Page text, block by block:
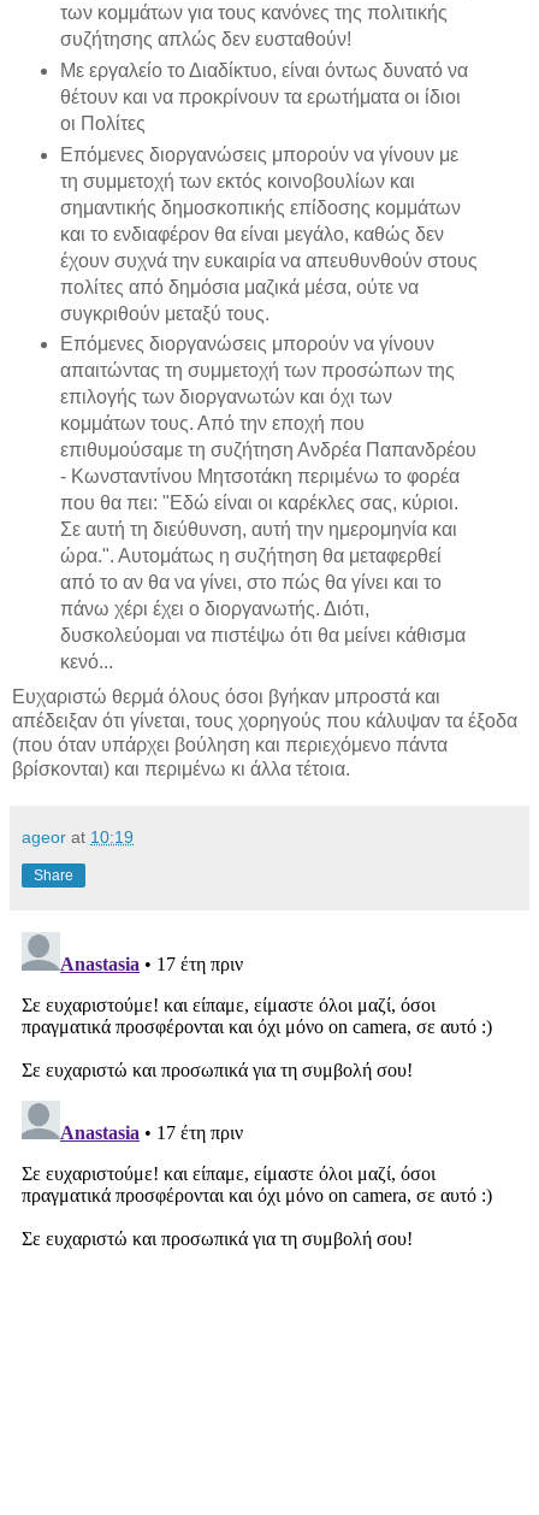
των κομμάτων για τους κανόνες της πολιτικής
συζήτησης απλώς δεν ευσταθούν!
Με εργαλείο το Διαδίκτυο, είναι όντως δυνατό να
θέτουν και να προκρίνουν τα ερωτήματα οι ίδιοι
οι Πολίτες
Επόμενες διοργανώσεις μπορούν να γίνουν με
τη συμμετοχή των εκτός κοινοβουλίων και
σημαντικής δημοσκοπικής επίδοσης κομμάτων
και το ενδιαφέρον θα είναι μεγάλο, καθώς δεν
έχουν συχνά την ευκαιρία να απευθυνθούν στους
πολίτες από δημόσια μαζικά μέσα, ούτε να
συγκριθούν μεταξύ τους.
Επόμενες διοργανώσεις μπορούν να γίνουν
απαιτώντας τη συμμετοχή των προσώπων της
επιλογής των διοργανωτών και όχι των
κομμάτων τους. Από την εποχή που
επιθυμούσαμε τη συζήτηση Ανδρέα Παπανδρέου
- Κωνσταντίνου Μητσοτάκη περιμένω το φορέα
που θα πει: "Εδώ είναι οι καρέκλες σας, κύριοι.
Σε αυτή τη διεύθυνση, αυτή την ημερομηνία και
ώρα.". Αυτομάτως η συζήτηση θα μεταφερθεί
από το αν θα να γίνει, στο πώς θα γίνει και το
πάνω χέρι έχει ο διοργανωτής. Διότι,
δυσκολεύομαι να πιστέψω ότι θα μείνει κάθισμα
κενό...
Ευχαριστώ θερμά όλους όσοι βγήκαν μπροστά και
απέδειξαν ότι γίνεται, τους χορηγούς που κάλυψαν τα έξοδα
(που όταν υπάρχει βούληση και περιεχόμενο πάντα
βρίσκονται) και περιμένω κι άλλα τέτοια.
ageor at 10:19
Share